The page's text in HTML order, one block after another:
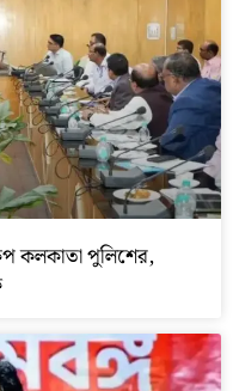
কলকাতা পুলিশের,